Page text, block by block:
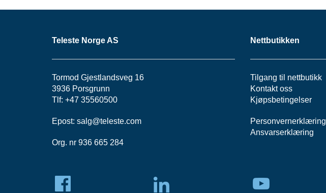
Teleste Norge AS
Tormod Gjestlandsveg 16
3936 Porsgrunn
Tlf: +47 35560500
Epost: salg@teleste.com
Org. nr 936 665 284
Nettbutikken
Tilgang til nettbutikk
Kontakt oss
Kjøpsbetingelser
Personvernerklæring
Ansvarserklæring